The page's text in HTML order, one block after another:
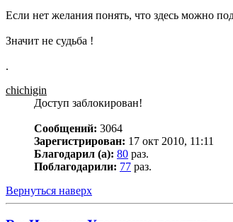
Если нет желания понять, что здесь можно
Значит не судьба !
.
chichigin
Доступ заблокирован!
Сообщений: 3064
Зарегистрирован: 17 окт 2010, 11:11
Благодарил (а): 80 раз.
Поблагодарили: 77 раз.
Вернуться наверх